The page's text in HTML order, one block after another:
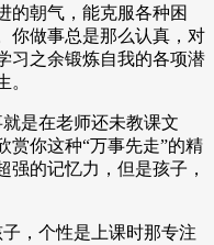
的朝气，能克服各种困
你做事总是那么认真，对
习之余锻炼自我的各项潜
。
是在老师还未教课文
赏你这种“万事先走”的精
强的记忆力，但是孩子，
，个性是上课时那专注